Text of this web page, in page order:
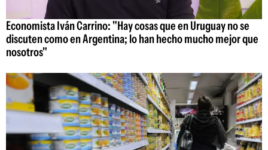
Economista Iván Carrino: "Hay cosas que en Uruguay no se
discuten como en Argentina; lo han hecho mucho mejor que
nosotros"